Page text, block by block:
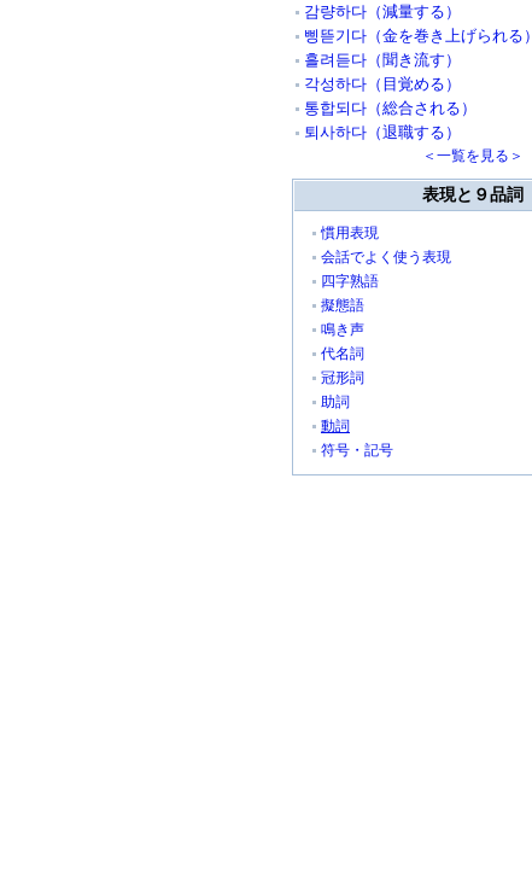
감량하다（減量する）
삥뜯기다（金を巻き上げられる）
흘려듣다（聞き流す）
각성하다（目覚める）
통합되다（総合される）
퇴사하다（退職する）
＜一覧を見る＞
表現と９品詞
慣用表現
会話でよく使う表現
四字熟語
擬態語
鳴き声
代名詞
冠形詞
助詞
動詞
符号・記号